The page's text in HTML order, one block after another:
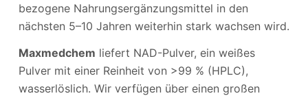
bezogene Nahrungsergänzungsmittel in den
nächsten 5–10 Jahren weiterhin stark wachsen wird.
Maxmedchem liefert NAD-Pulver, ein weißes
Pulver mit einer Reinheit von >99 % (HPLC),
wasserlöslich. Wir verfügen über einen großen